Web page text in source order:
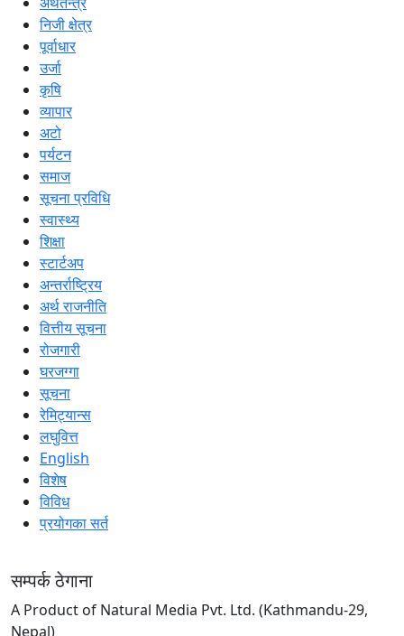
निजी क्षेत्र
पूर्वाधार
उर्जा
कृषि
व्यापार
अटो
पर्यटन
समाज
सूचना प्रविधि
स्वास्थ्य
शिक्षा
स्टार्टअप
अन्तर्राष्ट्रिय
अर्थ राजनीति
वित्तीय सूचना
रोजगारी
घरजग्गा
सूचना
रेमिट्यान्स
लघुवित्त
English
विशेष
विविध
प्रयोगका सर्त
सम्पर्क ठेगाना
A Product of Natural Media Pvt. Ltd. (Kathmandu-29,
Nepal)